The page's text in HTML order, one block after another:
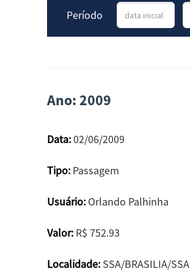
Período
Ano: 2009
Data:02/06/2009
Tipo: Passagem
Usuário: Orlando Palhinha
Valor: R$ 752.93
Localidade: SSA/BRASILIA/SSA